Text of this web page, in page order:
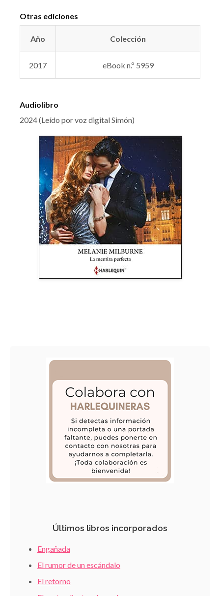
Otras ediciones
Año Colección
2017 eBook n.º 5959
Audiolibro
2024 (Leído por voz digital Simón)
Últimos libros incorporados
Engañada
El rumor de un escándalo
El retorno